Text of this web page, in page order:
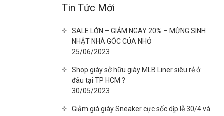
Tin Tức Mới
SALE LỚN – GIẢM NGAY 20% – MỪNG SINH
NHẬT NHÀ GÓC CỦA NHỎ
25/06/2023
Shop giày sở hữu giày MLB Liner siêu rẻ ở
đâu tại TP HCM ?
30/05/2023
Giảm giá giày Sneaker cực sốc dịp lễ 30/4 và